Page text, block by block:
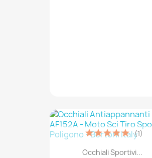
Occhiali Sportivi...
(1)